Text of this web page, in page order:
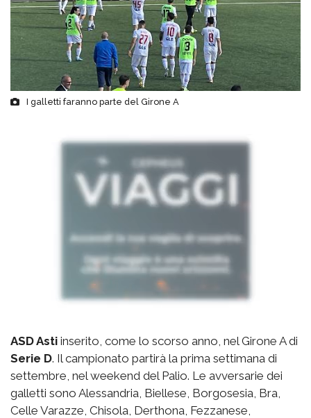
I galletti faranno parte del Girone A
ASD Asti inserito, come lo scorso anno, nel Girone A di
Serie D. Il campionato partirà la prima settimana di
settembre, nel weekend del Palio. Le avversarie dei
galletti sono Alessandria, Biellese, Borgosesia, Bra,
Celle Varazze, Chisola, Derthona, Fezzanese,